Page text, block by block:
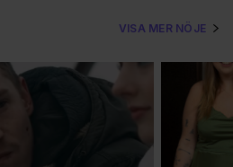
VISA MER NÖJE